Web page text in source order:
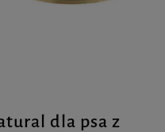
dla psa z